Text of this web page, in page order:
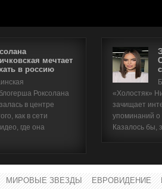
мечтает
в россию
Роксолана
в центре
как в сети
где она
«Холостяк»
зачищает
упоминаний
Казалось бы,
МИРОВЫЕ ЗВЕЗДЫ ЕВРОВИДЕНИЕ
Имя